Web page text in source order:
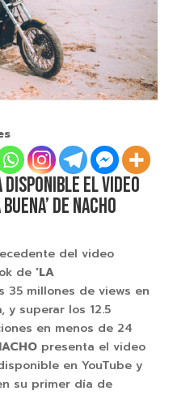
EL VIDEO
DE NACHO
del video
de ‘LA
millones de views en
y superar los 12.5
en menos de 24
presenta el video
en YouTube y
su primer día de